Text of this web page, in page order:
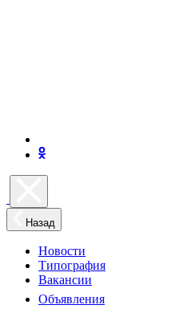
Назад
Новости
Типография
Вакансии
Объявления